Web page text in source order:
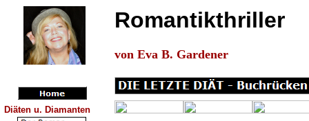
Diäten u. Diamanten
Romantikthriller
von Eva B. Gardener